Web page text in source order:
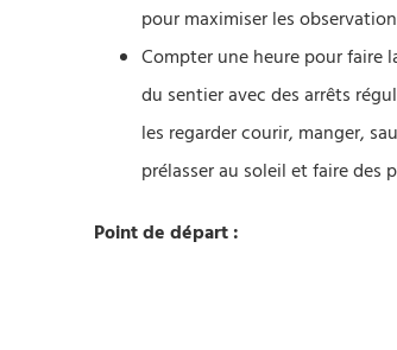
pour maximiser les
Compter une heure pour faire
du sentier avec des arrêts
les regarder courir, manger,
prélasser au soleil et faire des
Point de départ :